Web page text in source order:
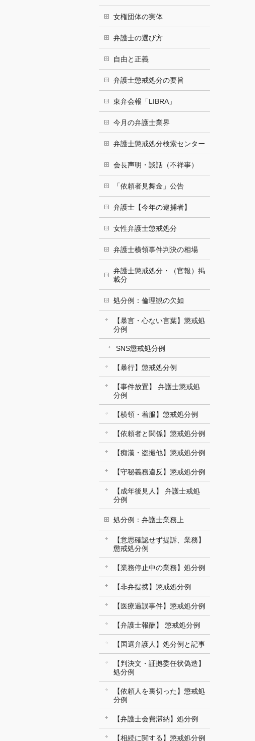
女権団体の実体
弁護士の選び方
自由と正義
弁護士懲戒処分の要旨
東弁会報「LIBRA」
今月の弁護士業界
弁護士懲戒処分検索センター
会長声明・談話（不祥事）
「依頼者見舞金」公告
弁護士【今年の逮捕者】
女性弁護士懲戒処分
弁護士横領事件判決の相場
弁護士懲戒処分・（官報）掲
載分
処分例：倫理観の欠如
【暴言・心ない言葉】懲戒処
分例
SNS懲戒処分例
【暴行】懲戒処分例
【事件放置】 弁護士懲戒処
分例
【横領・着服】懲戒処分例
【依頼者と関係】懲戒処分例
【痴漢・盗撮他】懲戒処分例
【守秘義務違反】懲戒処分例
【成年後見人】 弁護士戒処
分例
処分例：弁護士業務上
【意思確認せず提訴、業務】
懲戒処分例
【業務停止中の業務】処分例
【非弁提携】懲戒処分例
【医療過誤事件】懲戒処分例
【弁護士報酬】 懲戒処分例
【国選弁護人】処分例と記事
【判決文・証拠委任状偽造】
処分例
【依頼人を裏切った】懲戒処
分例
【弁護士会費滞納】処分例
【相続に関する】懲戒処分例